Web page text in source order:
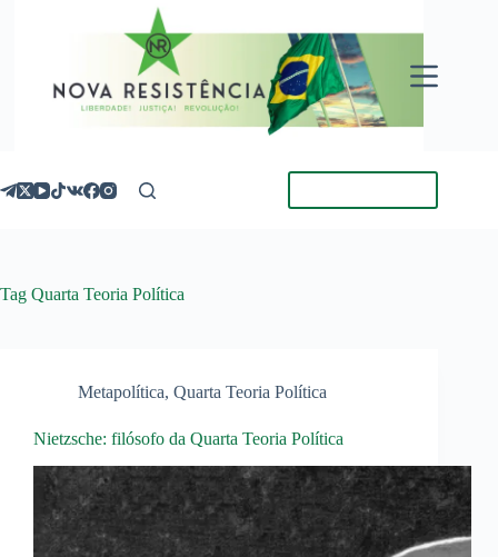
Tag Quarta Teoria Política
Metapolítica, Quarta Teoria Política
Nietzsche: filósofo da Quarta Teoria Política